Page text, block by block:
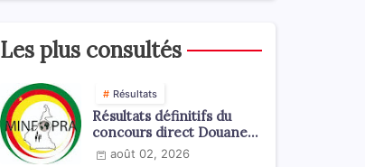
Les plus consultés
Résultats
Résultats définitifs du
concours direct Douanes
2026août 02, 2026